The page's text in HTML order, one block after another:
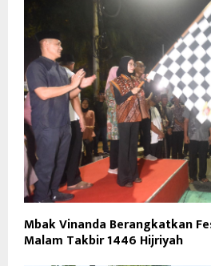
Mbak Vinanda Berangkatkan
Malam Takbir 1446 Hijriyah